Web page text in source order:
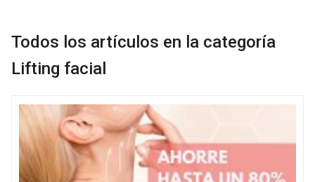
Todos los artículos en la categoría
Lifting facial